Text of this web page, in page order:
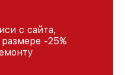
с сайта,
-25%